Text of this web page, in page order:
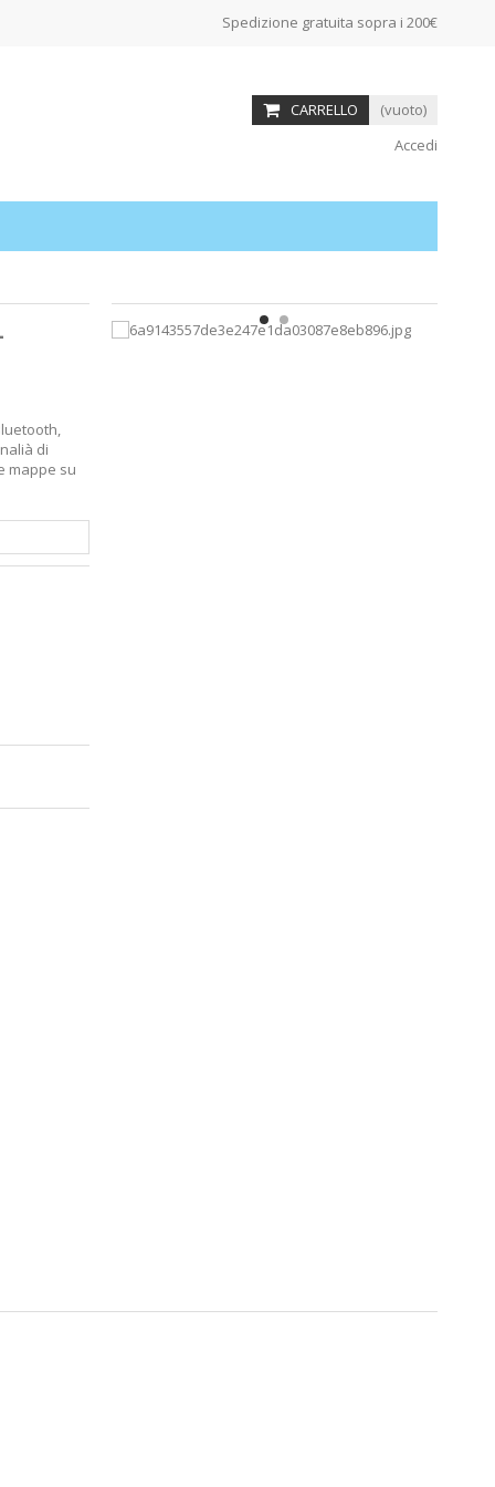
Spedizione gratuita sopra i 200€
CARRELLO
(vuoto)
Accedi
di
mappe su